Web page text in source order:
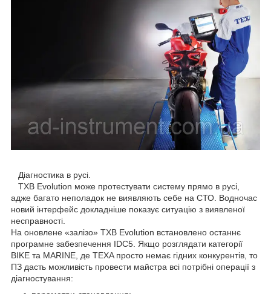
Діагностика в русі.
TXB Evolution може протестувати систему прямо в русі,
адже багато неполадок не виявляють себе на СТО. Водночас
новий інтерфейс докладніше показує ситуацію з виявленої
несправності.
На оновлене «залізо» TXB Evolution встановлено останнє
програмне забезпечення IDC5. Якщо розглядати категорії
BIKE та MARINE, де TEXA просто немає гідних конкурентів, то
ПЗ дасть можливість провести майстра всі потрібні операції з
діагностування: